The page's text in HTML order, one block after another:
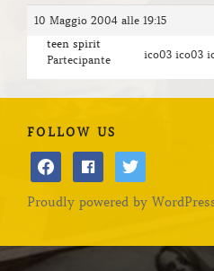
10 Maggio 2004 alle 19:15
teen spirit
Partecipante
ico03 ico03
FOLLOW US
facebookfacebooktwitter
Proudly powered by